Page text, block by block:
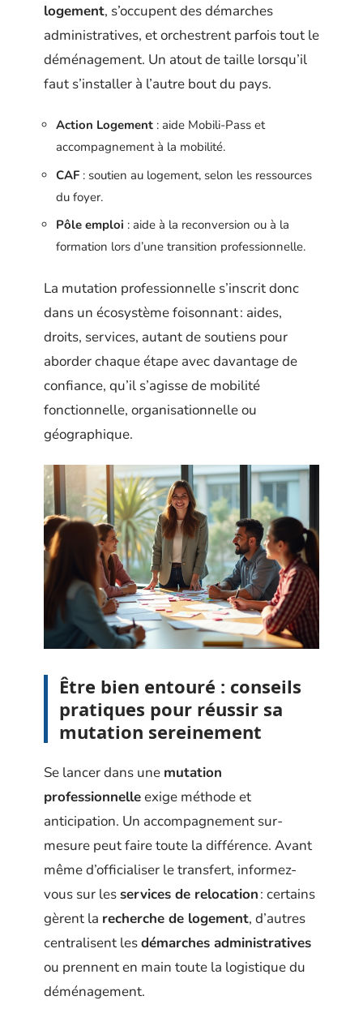
logement, s’occupent des démarches
administratives, et orchestrent parfois tout le
déménagement. Un atout de taille lorsqu’il
faut s’installer à l’autre bout du pays.
Action Logement : aide Mobili-Pass et
accompagnement à la mobilité.
CAF : soutien au logement, selon les ressources
du foyer.
Pôle emploi : aide à la reconversion ou à la
formation lors d’une transition professionnelle.
La mutation professionnelle s’inscrit donc
dans un écosystème foisonnant : aides,
droits, services, autant de soutiens pour
aborder chaque étape avec davantage de
confiance, qu’il s’agisse de mobilité
fonctionnelle, organisationnelle ou
géographique.
Être bien entouré : conseils
pratiques pour réussir sa
mutation sereinement
Se lancer dans une mutation
professionnelleexige méthode et
anticipation. Un accompagnement sur-
mesure peut faire toute la différence. Avant
même d’officialiser le transfert, informez-
vous sur lesservices de relocation: certains
gèrent la recherche de logement, d’autres
centralisent lesdémarches administratives
ou prennent en main toute la logistique du
déménagement.